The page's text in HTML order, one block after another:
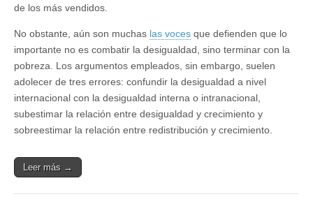
de los más vendidos.
No obstante, aún son muchas las voces que defienden que lo
importante no es combatir la desigualdad, sino terminar con la
pobreza. Los argumentos empleados, sin embargo, suelen
adolecer de tres errores: confundir la desigualdad a nivel
internacional con la desigualdad interna o intranacional,
subestimar la relación entre desigualdad y crecimiento y
sobreestimar la relación entre redistribución y crecimiento.
Leer más →